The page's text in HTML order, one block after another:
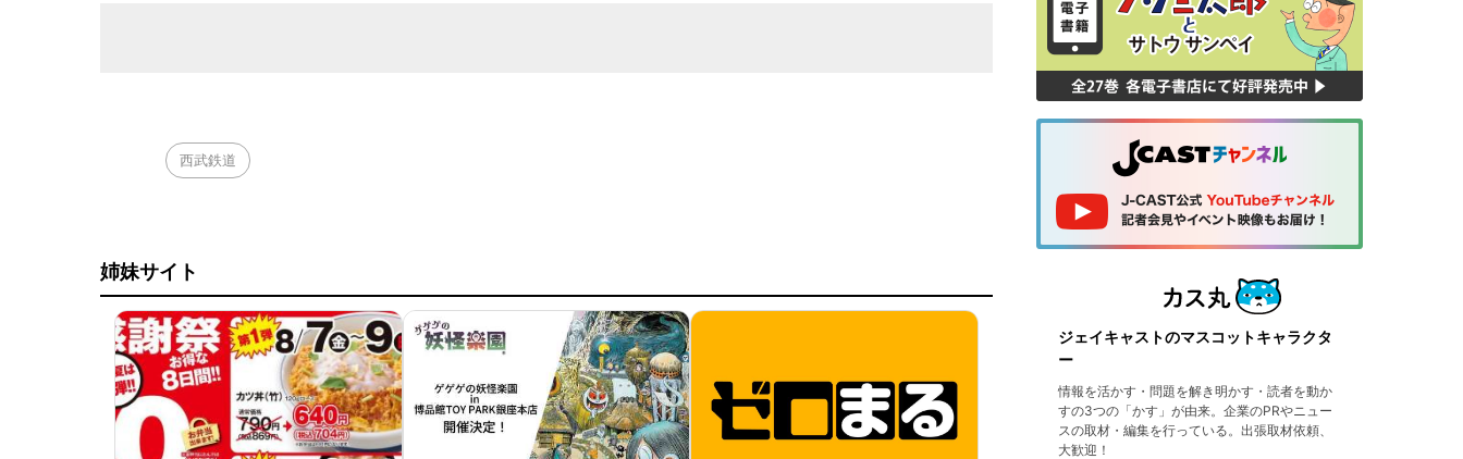
西武鉄道
姉妹サイト
ジェイキャストのマスコットキャラクタ
ー
情報を活かす・問題を解き明かす・読者を動か
すの3つの「かす」が由来。企業のPRやニュー
スの取材・編集を行っている。出張取材依頼、
大歓迎！